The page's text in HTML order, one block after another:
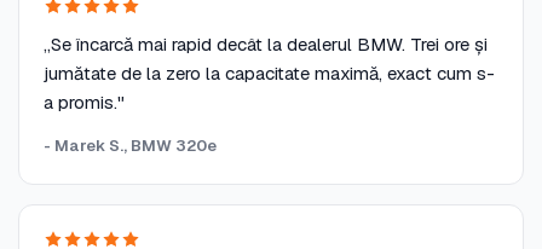
„Se încarcă mai rapid decât la dealerul BMW. Trei ore și
jumătate de la zero la capacitate maximă, exact cum s-
a promis."
- Marek S., BMW 320e